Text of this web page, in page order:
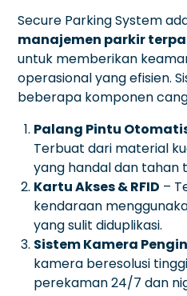
Secure Parking System
manajemen parkir
untuk memberikan
operasional yang efisien.
beberapa komponen
Palang Pintu
Terbuat dari material
yang handal dan tahan
Kartu Akses & RFID –
kendaraan
yang sulit diduplikasi.
Sistem Kamera
kamera beresolusi
perekaman 24/7 dan